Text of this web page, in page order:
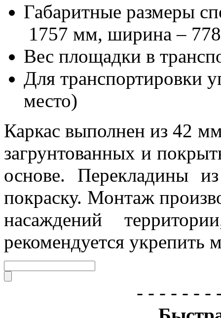
Габаритные размеры
1757 мм, ширина –
Вес площадки в
Для транспортировки
место)
Каркас выполнен из 42
загрунтованных и
основе. Перекладины
покраску. Монтаж
насаждений
рекомендуется укрепить
- - - - - - -